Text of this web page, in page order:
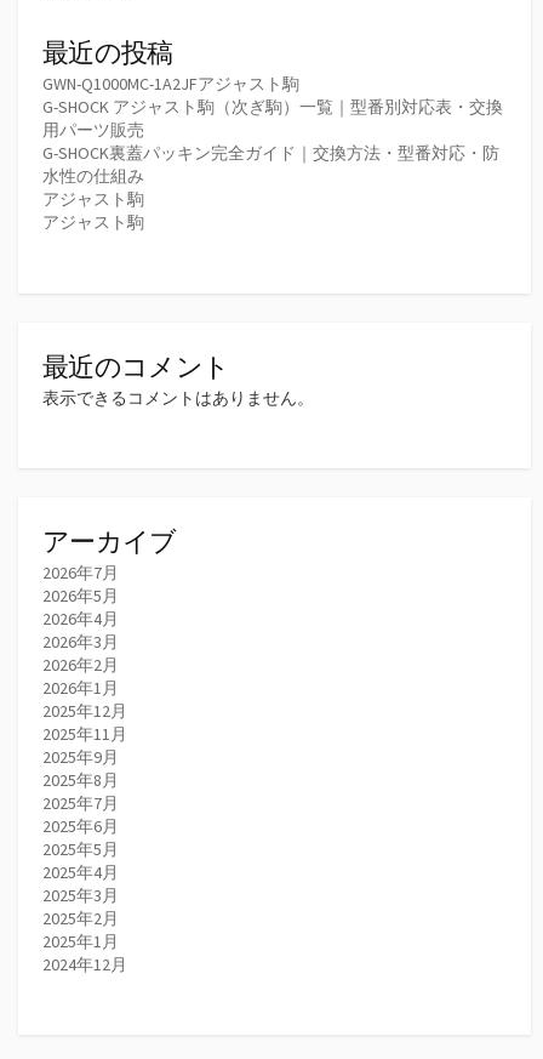
最近の投稿
GWN-Q1000MC-1A2JFアジャスト駒
G-SHOCK アジャスト駒（次ぎ駒）一覧｜型番別対応表・交換
用パーツ販売
G-SHOCK裏蓋パッキン完全ガイド｜交換方法・型番対応・防
水性の仕組み
アジャスト駒
アジャスト駒
最近のコメント
表示できるコメントはありません。
アーカイブ
2026年7月
2026年5月
2026年4月
2026年3月
2026年2月
2026年1月
2025年12月
2025年11月
2025年9月
2025年8月
2025年7月
2025年6月
2025年5月
2025年4月
2025年3月
2025年2月
2025年1月
2024年12月